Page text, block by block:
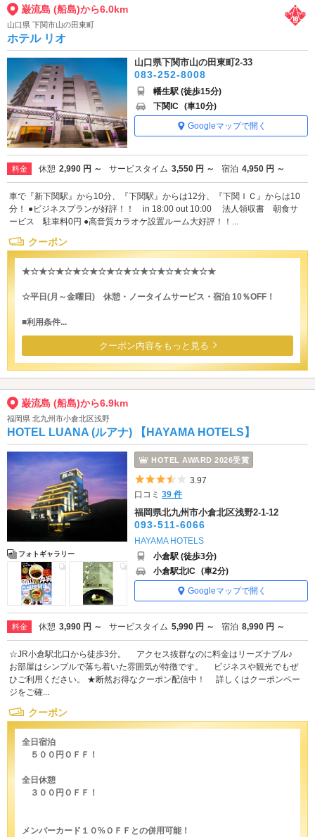
巌流島 (船島)から6.0km
山口県 下関市山の田東町
ホテル リオ
山口県下関市山の田東町2-33
083-252-8008
幡生駅 (徒歩15分)
下関IC (車10分)
Googleマップで開く
料金 休憩 2,990 円 ～ サービスタイム 3,550 円 ～ 宿泊 4,950 円 ～
車で『新下関駅』から10分、『下関駅』からは12分、『下関ＩＣ』からは10
分！ ●ビジネスプランが好評！！ in 18:00 out 10:00 法人領収書 朝食サ
ービス 駐車料0円 ●高音質カラオケ設置ルーム大好評！！...
クーポン
★☆★☆★☆★☆★☆★☆★☆★☆★☆★☆★☆★
☆平日(月～金曜日) 休憩・ノータイムサービス・宿泊 10％OFF！
■利用条件...
クーポン内容をもっと見る
巌流島 (船島)から6.9km
福岡県 北九州市小倉北区浅野
HOTEL LUANA (ルアナ) 【HAYAMA HOTELS】
フォトギャラリー
HOTEL AWARD 2026受賞
5つ星のうち3.5
3.97
口コミ39 件
福岡県北九州市小倉北区浅野2-1-12
093-511-6066
HAYAMA HOTELS
小倉駅 (徒歩3分)
小倉駅北IC (車2分)
Googleマップで開く
料金 休憩 3,990 円 ～ サービスタイム 5,990 円 ～ 宿泊 8,990 円 ～
☆JR小倉駅北口から徒歩3分。 アクセス抜群なのに料金はリーズナブル♪
お部屋はシンプルで落ち着いた雰囲気が特徴です。 ビジネスや観光でもぜ
ひご利用ください。 ★断然お得なクーポン配信中！ 詳しくはクーポンペー
ジをご確...
クーポン
全日宿泊
５００円ＯＦＦ！
全日休憩
３００円ＯＦＦ！
メンバーカード１０%ＯＦＦとの併用可能！